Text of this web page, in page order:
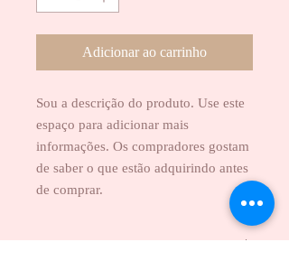
Adicionar ao carrinho
Sou a descrição do produto. Use este
espaço para adicionar mais
informações. Os compradores gostam
de saber o que estão adquirindo antes
de comprar.